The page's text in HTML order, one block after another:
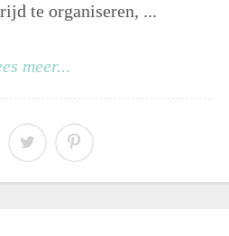
te organiseren, ...
meer...